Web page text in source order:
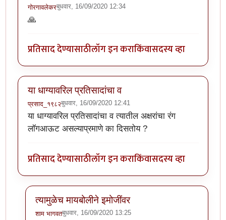
गोरगावलेकरबुधवार, 16/09/2020 12:34
🙏
प्रतिसाद देण्यासाठीलॉग इन कराकिंवासदस्य व्हा
या धाग्यावरिल प्रतिसादांचा व
प्रसाद_१९८२बुधवार, 16/09/2020 12:41
या धाग्यावरिल प्रतिसादांचा व त्यातील अक्षरांचा रंग
लॉगआऊट असल्याप्रमाणे का दिसतोय ?
प्रतिसाद देण्यासाठीलॉग इन कराकिंवासदस्य व्हा
त्यामुळेच मायबोलीने इमोजींवर
शाम भागवतबुधवार, 16/09/2020 13:25